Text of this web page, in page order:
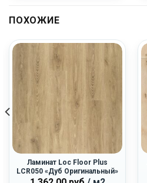
ПОХОЖИЕ
Ламинат Loc Floor Plus
LCR050 «Дуб Оригинальный»